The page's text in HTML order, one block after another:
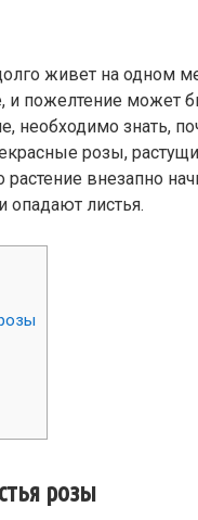
живет на одном
и пожелтение может
необходимо знать,
розы,
внезапно
опадают листья.
розы